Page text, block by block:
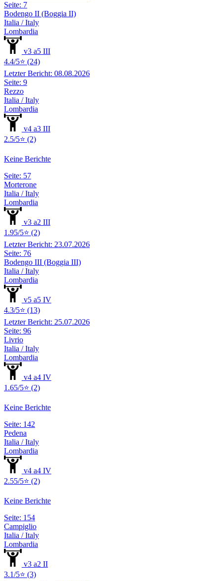
Seite: 7
Bodengo II (Boggia II)
Italia / Italy
Lombardia
v3 a5 III
4.4/5⭐ (24)
Letzter Bericht: 08.08.2026
Seite: 9
Rezzo
Italia / Italy
Lombardia
v4 a3 III
2.5/5⭐ (2)
Keine Berichte
Seite: 57
Morterone
Italia / Italy
Lombardia
v3 a2 III
1.95/5⭐ (2)
Letzter Bericht: 23.07.2026
Seite: 76
Bodengo III (Boggia III)
Italia / Italy
Lombardia
v5 a5 IV
4.3/5⭐ (13)
Letzter Bericht: 25.07.2026
Seite: 96
Livrio
Italia / Italy
Lombardia
v4 a4 IV
1.65/5⭐ (2)
Keine Berichte
Seite: 142
Pedena
Italia / Italy
Lombardia
v4 a4 IV
2.55/5⭐ (2)
Keine Berichte
Seite: 154
Campiglio
Italia / Italy
Lombardia
v3 a2 II
3.1/5⭐ (3)